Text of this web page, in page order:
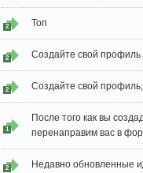
2 Топ
2 Создайте свой профиль
2 Создайте свой
1
После того как вы
перенаправим вас в
2 Недавно обновленные